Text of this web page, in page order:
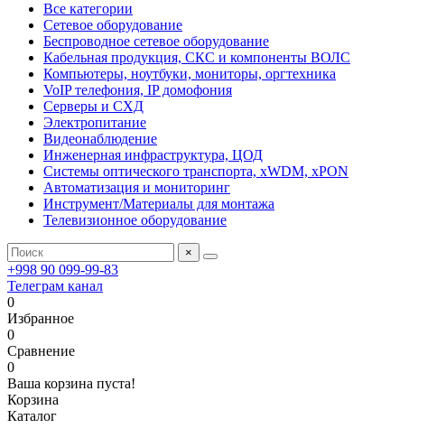
Все категории
Сетевое оборудование
Беспроводное сетевое оборудование
Кабельная продукция, СКС и компоненты ВОЛС
Компьютеры, ноутбуки, мониторы, оргтехника
VoIP телефония, IP домофония
Серверы и СХД
Электропитание
Видеонаблюдение
Инженерная инфраструктура, ЦОД
Системы оптического транспорта, xWDM, xPON
Автоматизация и мониторинг
Инструмент/Материалы для монтажа
Телевизионное оборудование
×
+998 90 099-99-83
Телеграм канал
0
Избранное
0
Сравнение
0
Ваша корзина пуста!
Корзина
Каталог